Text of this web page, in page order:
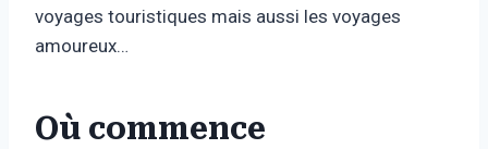
voyages touristiques mais aussi les voyages
amoureux…
Où commence